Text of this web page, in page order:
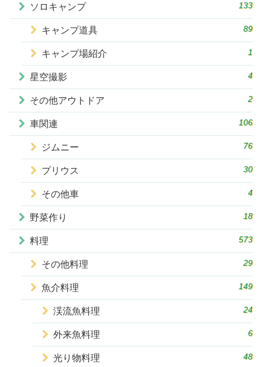
ソロキャンプ 133
キャンプ道具 89
キャンプ場紹介 1
星空撮影 4
その他アウトドア 2
車関連 106
ジムニー 76
プリウス 30
その他車 4
野菜作り 18
料理 573
その他料理 29
魚介料理 149
渓流魚料理 24
外来魚料理 6
光り物料理 48